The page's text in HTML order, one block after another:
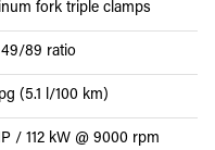
fork triple clamps
49/89 ratio
(5.1 l/100 km)
/ 112 kW @ 9000 rpm